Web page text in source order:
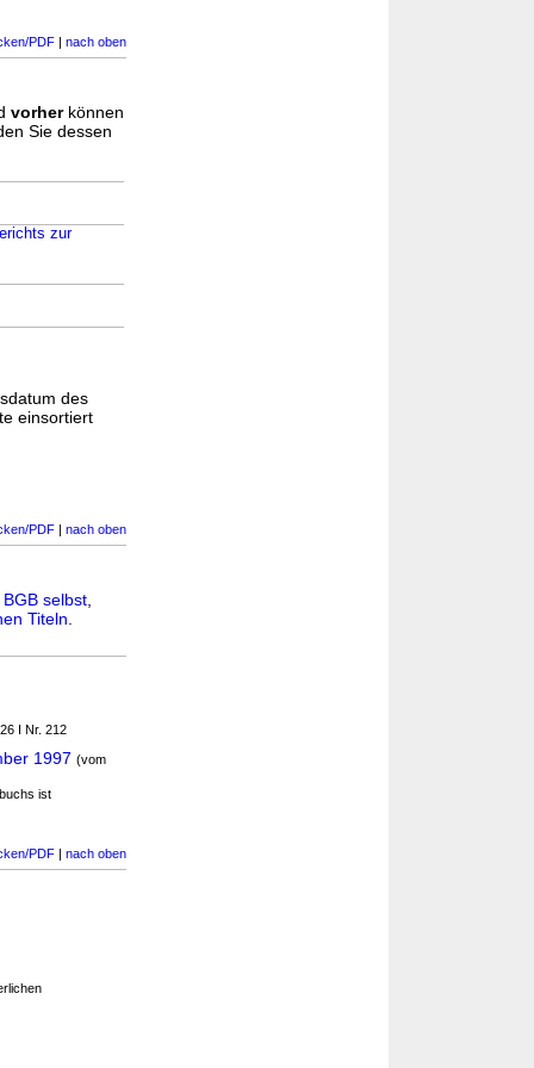
PDF | nach oben
vorherkönnen
Sie dessen
zur
des
einsortiert
PDF | nach oben
BGB selbst
Titeln
I Nr. 212
1997 (vom
ist
PDF | nach oben